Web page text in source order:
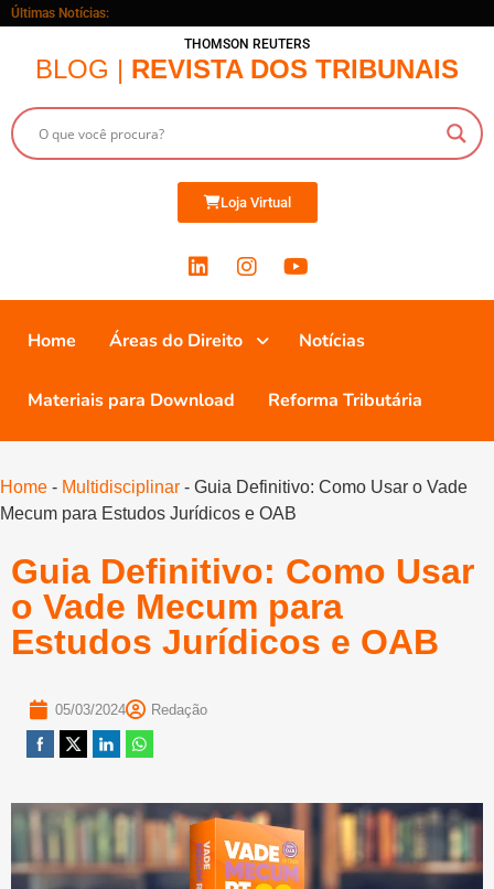
Últimas Notícias:
THOMSON REUTERS
BLOG | REVISTA DOS TRIBUNAIS
Loja Virtual
Home Áreas do Direito Notícias
Materiais para Download Reforma Tributária
Home - Multidisciplinar - Guia Definitivo: Como Usar o Vade
Mecum para Estudos Jurídicos e OAB
Guia Definitivo: Como Usar
o Vade Mecum para
Estudos Jurídicos e OAB
05/03/2024 Redação